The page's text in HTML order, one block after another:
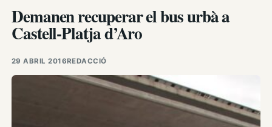
Demanen recuperar el bus urbà a
Castell-Platja d’Aro
29 ABRIL 2016REDACCIÓ